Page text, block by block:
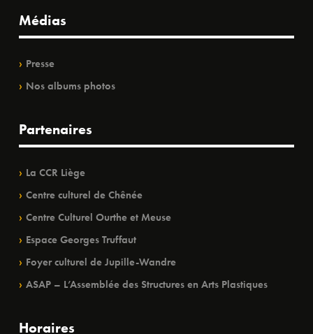
Médias
Presse
Nos albums photos
Partenaires
La CCR Liège
Centre culturel de Chênée
Centre Culturel Ourthe et Meuse
Espace Georges Truffaut
Foyer culturel de Jupille-Wandre
ASAP – L’Assemblée des Structures en Arts Plastiques
Horaires